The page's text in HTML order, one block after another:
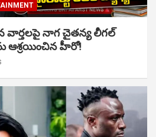
వార్తలపై నాగ చైతన్య లీగల్
ఆశ్రయించిన హీరో!